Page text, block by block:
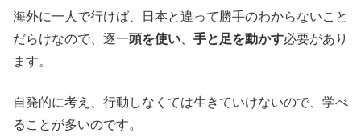
海外に一人で行けば、日本と違って勝手のわからないこと
だらけなので、逐一頭を使い 手と足を動かす必要があり
ます。
自発的に考え、行動しなくては生きていけないので、学べ
ることが多いのです。